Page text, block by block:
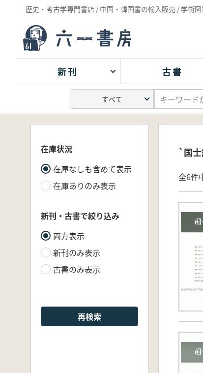
歴史・考古学専門書店 / 中国・韓国書の輸入販売 / 学術
新刊 古書
在庫状況
在庫なしも含めて表示
在庫ありのみ表示
新刊・古書で絞り込み
両方表示
新刊のみ表示
古書のみ表示
再検索
`国
全6件